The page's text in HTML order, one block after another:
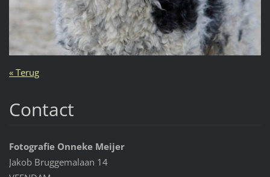
« Terug
Contact
Fotografie Onneke Meijer
Jakob Bruggemalaan 14